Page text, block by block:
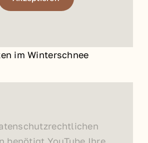
im Winterschnee